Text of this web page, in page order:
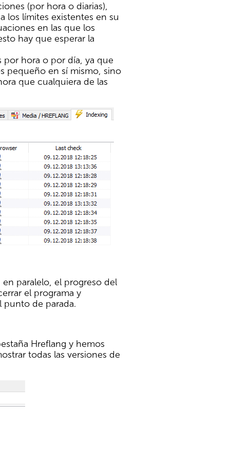
(por hora o diarias),
los límites existentes en su
en las que los
hay que esperar la
por hora o por día, ya que
pequeño en sí mismo, sino
que cualquiera de las
paralelo, el progreso del
el programa y
punto de parada.
Hreflang y hemos
todas las versiones de